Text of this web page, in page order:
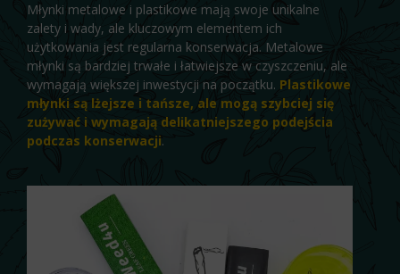
Młynki metalowe i plastikowe mają swoje unikalne
zalety i wady, ale kluczowym elementem ich
użytkowania jest regularna konserwacja. Metalowe
młynki są bardziej trwałe i łatwiejsze w czyszczeniu, ale
wymagają większej inwestycji na początku. Plastikowe
młynki są lżejsze i tańsze, ale mogą szybciej się
zużywać i wymagają delikatniejszego podejścia
podczas konserwacji.